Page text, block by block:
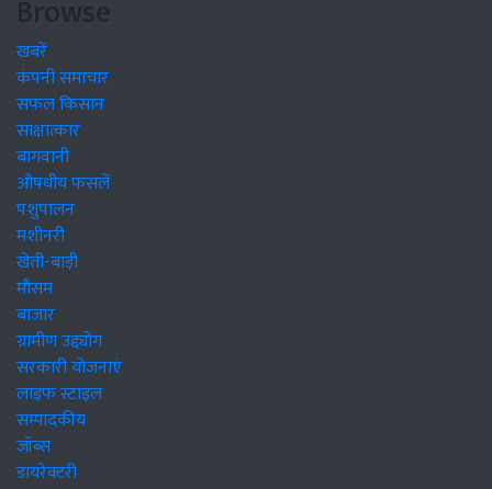
Browse
खबरें
कंपनी समाचार
सफल किसान
साक्षात्कार
बागवानी
औषधीय फसलें
पशुपालन
मशीनरी
खेती-बाड़ी
मौसम
बाजार
ग्रामीण उद्द्योग
सरकारी योजनाएं
लाइफ स्टाइल
सम्पादकीय
जॉब्स
डायरेक्टरी